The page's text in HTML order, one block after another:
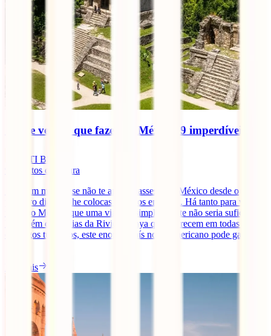
O que ver e o que fazer no México: 9 imperdíveis
IATI Blog
minutos de leitura
Seria um milagre se não te apaixonasses pelo México desde o
primeiro dia que lhe colocas os olhos em cima. Há tanto para ver e
fazer no México que uma viagem simplesmente não seria suficiente.
Para além das praias da Riviera Maya que aparecem em todas os
catálogos turísticos, este enorme país norte-americano pode gabar-se
Ler mais